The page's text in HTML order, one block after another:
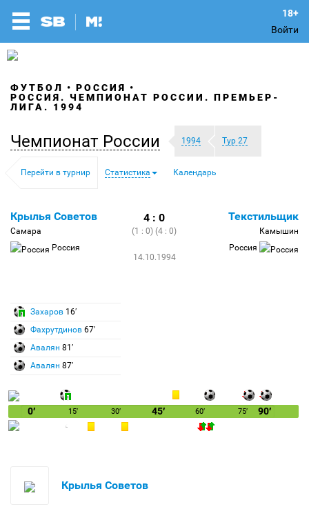
Войти
ФУТБОЛ
РОССИЯ
РОССИЯ. ЧЕМПИОНАТ РОССИИ. ПРЕМЬЕР-
ЛИГА. 1994
Чемпионат России 1994 Тур 27
Перейти в турнир Статистика Календарь
Крылья Советов
Самара
Россия
4 : 0
(1 : 0) (4 : 0)
14.10.1994
Текстильщик
Камышин
Россия
Захаров 16′
Фахрутдинов 67′
Авалян 81′
Авалян 87′
0′ 15′ 30′ 45′ 60′ 75′ 90′
Крылья Советов